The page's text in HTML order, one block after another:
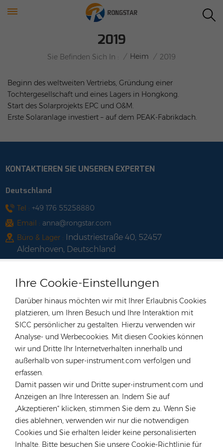
Ihre Cookie-Einstellungen
Darüber hinaus möchten wir mit Ihrer Erlaubnis Cookies
platzieren, um Ihren Besuch und Ihre Interaktion mit
SICC persönlicher zu gestalten. Hierzu verwenden wir
Analyse- und Werbecookies. Mit diesen Cookies können
wir und Dritte Ihr Internetverhalten innerhalb und
außerhalb von super-instrument.com verfolgen und
erfassen.
Damit passen wir und Dritte super-instrument.com und
Anzeigen an Ihre Interessen an. Indem Sie auf
„Akzeptieren“ klicken, stimmen Sie dem zu. Wenn Sie
dies ablehnen, verwenden wir nur die notwendigen
Cookies und Sie erhalten leider keine personalisierten
Inhalte. Bitte besuchen Sie unsere Cookie-Richtlinie für
2019
Sie Befinden Sich In : / Heim / 2019
Beginn des weltweiten Vertriebs, Gründung einer
Tochtergesellschaft und eines Lagers in Hongkong.
Start des Solarprojekts EPC und O&M.
Erste Solaranlage investiert – auf dem PEAK-Fabrikdach.
KONTAKTIEREN SIE UNSEREN EXPERTEN
Deutschland
Tel : +49 176 55258880
Email : anna@rongstar.com
Büro & Lager : Industriestraße 40, 52457
Aldenhoven, Deutschland
Tel :+852 54222219
Büro & Lager : 39 Kung-Um Road, Yuen Long,
Hong Kong
Vietnam
Tel :+84 522 038 896
vn@rongstar.com
Büro : 102 Phung Van Cung Street,Ward 7,
Phu Nhuan District, HoChi
Lager :263 Go O Moi, Phu Thuan, District 7,
Ho Chi Minh City, Vietnam
Polen